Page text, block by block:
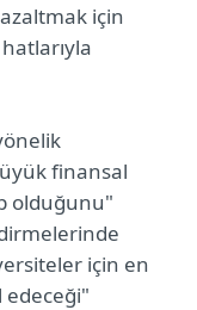
için
finansal
olduğunu"
için en
edeceği"